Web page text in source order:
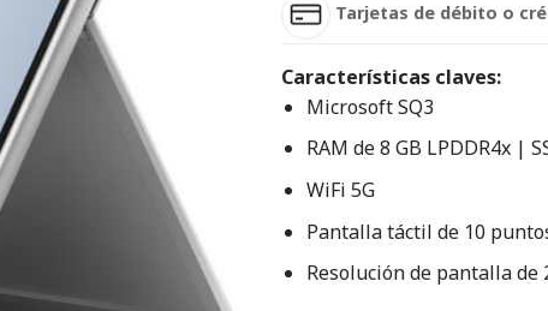
Tarjetas de débito o
Características claves:
Microsoft SQ3
RAM de 8 GB LPDDR4x |
WiFi 5G
Pantalla táctil de 10
Resolución de pantalla de